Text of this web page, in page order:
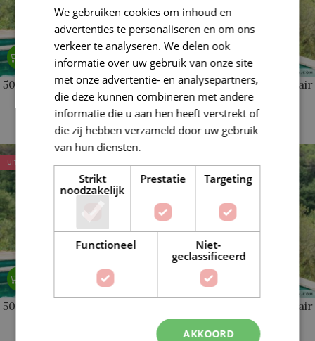
502 Damesvest gehaakt fair
cotton 38-40
54,89 €43,89
502 Damesvest gehaakt fair
cotton 42-44
€54,89 €43,89
UITVERKOCHT
502 Damesvest gehaakt fair
502 Damesvest gehaakt fair
cotton 50-52
We gebruiken cookies om inhoud en
advertenties te personaliseren en om ons
verkeer te analyseren. We delen ook
informatie over uw gebruik van onze site
met onze advertentie- en analysepartners,
die deze kunnen combineren met andere
informatie die u aan hen heeft verstrekt of
die zij hebben verzameld door uw gebruik
van hun diensten.
Strikt
noodzakelijk
Prestatie Targeting
Functioneel
Niet-
geclassificeerd
AKKOORD